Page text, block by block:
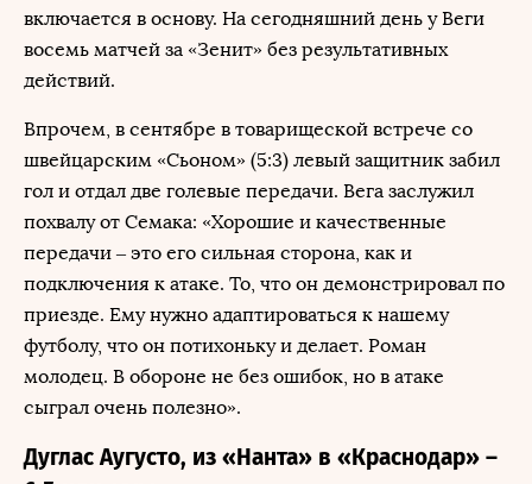
включается в основу. На сегодняшний день у Веги
восемь матчей за «Зенит» без результативных
действий.
Впрочем, в сентябре в товарищеской встрече со
швейцарским «Сьоном» (5:3) левый защитник забил
гол и отдал две голевые передачи. Вега заслужил
похвалу от Семака: «Хорошие и качественные
передачи – это его сильная сторона, как и
подключения к атаке. То, что он демонстрировал по
приезде. Ему нужно адаптироваться к нашему
футболу, что он потихоньку и делает. Роман
молодец. В обороне не без ошибок, но в атаке
сыграл очень полезно».
Дуглас Аугусто, из «Нанта» в «Краснодар» –